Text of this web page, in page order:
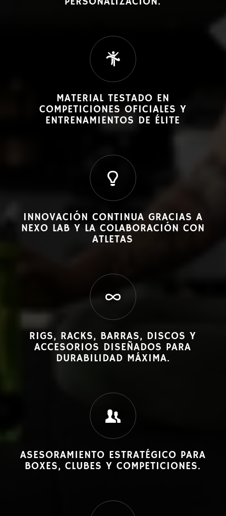
MATERIAL TESTADO EN
COMPETICIONES OFICIALES Y
ENTRENAMIENTOS DE ÉLITE
INNOVACIÓN CONTINUA GRACIAS A
NEXO LAB Y LA COLABORACIÓN CON
ATLETAS
RIGS, RACKS, BARRAS, DISCOS Y
ACCESORIOS DISEÑADOS PARA
DURABILIDAD MÁXIMA.
ASESORAMIENTO ESTRATÉGICO PARA
BOXES, CLUBES Y COMPETICIONES.